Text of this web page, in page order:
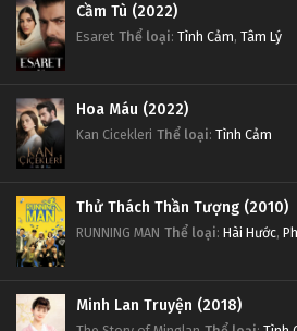
Cầm Tù (2022)
Esaret Thể loại: Tình Cảm, Tâm Lý
Hoa Máu (2022)
Kan Cicekleri Thể loại: Tình Cảm
Thử Thách Thần Tượng (2010)
RUNNING MAN Thể loại: Hài Hước,
Minh Lan Truyện (2018)